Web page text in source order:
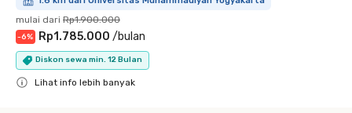
mulai dari Rp1.900.000
-6% Rp1.785.000 /bulan
Diskon sewa min. 12 Bulan
Lihat info lebih banyak